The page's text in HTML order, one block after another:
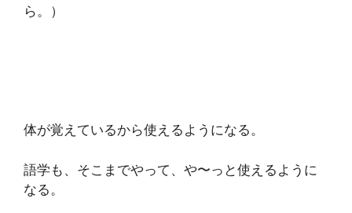
ら。）
体が覚えているから使えるようになる。
語学も、そこまでやって、や〜っと使えるように
なる。